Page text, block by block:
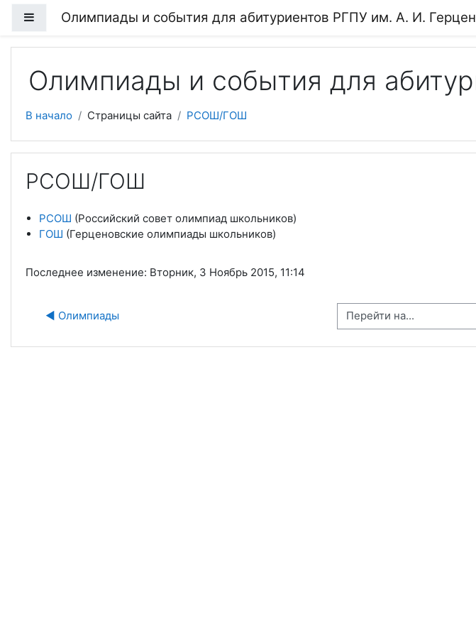
Боковая панель
Олимпиады и события для абитуриентов РГПУ им. А. И.
Олимпиады и события для
В начало Страницы сайта РСОШ/ГОШ
РСОШ/ГОШ
РСОШ (Российский совет олимпиад школьников)
ГОШ (Герценовские олимпиады школьников)
Последнее изменение: Вторник, 3 Ноябрь 2015, 11:14
◀︎ Олимпиады Перейти на...